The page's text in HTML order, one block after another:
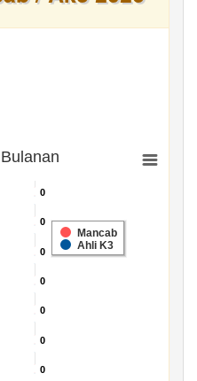
0
0
0
0
0
0
0
0
0
0
0
0
0
0
Mancab
Ahli K3